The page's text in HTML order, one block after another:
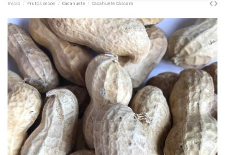
Inicio Frutos secos Cacahuete Cacahuete Cáscara